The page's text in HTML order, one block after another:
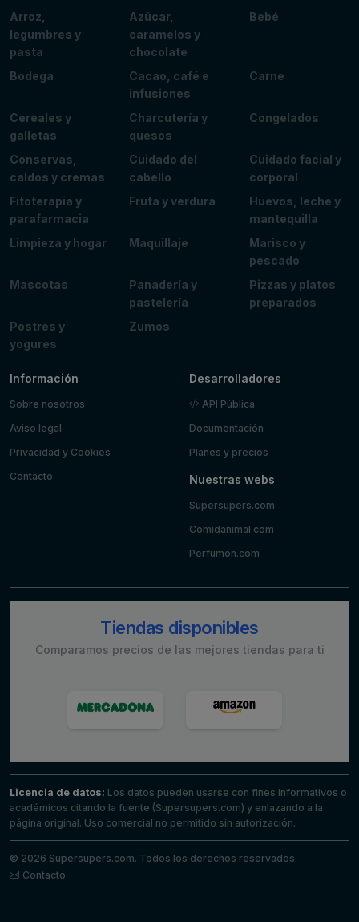
Arroz,
legumbres y
pasta
Azúcar,
caramelos y
chocolate
Bebé
Bodega
Cacao, café e
infusiones
Carne
Cereales y
galletas
Charcutería y
quesos
Congelados
Conservas,
caldos y cremas
Cuidado del
cabello
Cuidado facial y
corporal
Fitoterapia y
parafarmacia
Fruta y verdura
Huevos, leche y
mantequilla
Limpieza y hogar
Maquillaje
Marisco y
pescado
Mascotas
Panadería y
pastelería
Pizzas y platos
preparados
Postres y
yogures
Zumos
Información
Sobre nosotros
Aviso legal
Privacidad y Cookies
Contacto
Desarrolladores
API Pública
Documentación
Planes y precios
Nuestras webs
Supersupers.com
Comidanimal.com
Perfumon.com
Tiendas disponibles
Comparamos precios de las mejores tiendas para ti
Licencia de datos: Los datos pueden usarse con fines informativos o
académicos citando la fuente (Supersupers.com) y enlazando a la
página original. Uso comercial no permitido sin autorización.
© 2026 Supersupers.com. Todos los derechos reservados.
Contacto